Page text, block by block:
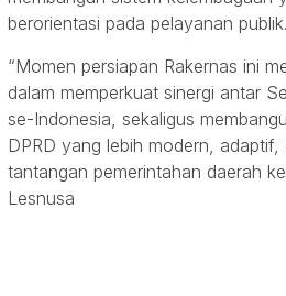
berorientasi pada pelayanan publik.
“Momen persiapan Rakernas ini
dalam memperkuat sinergi antar
se-Indonesia, sekaligus
DPRD yang lebih modern,
tantangan pemerintahan daerah
Lesnusa